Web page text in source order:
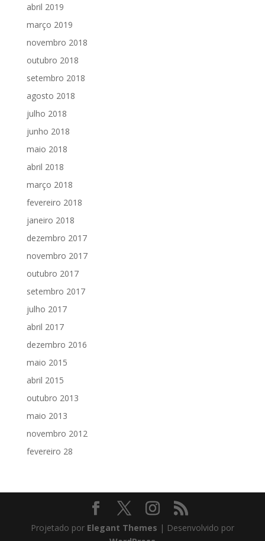
abril 2019
março 2019
novembro 2018
outubro 2018
setembro 2018
agosto 2018
julho 2018
junho 2018
maio 2018
abril 2018
março 2018
fevereiro 2018
janeiro 2018
dezembro 2017
novembro 2017
outubro 2017
setembro 2017
julho 2017
abril 2017
dezembro 2016
maio 2015
abril 2015
outubro 2013
maio 2013
novembro 2012
fevereiro 28
Projetado por Elegant Themes | Desenvolvido por